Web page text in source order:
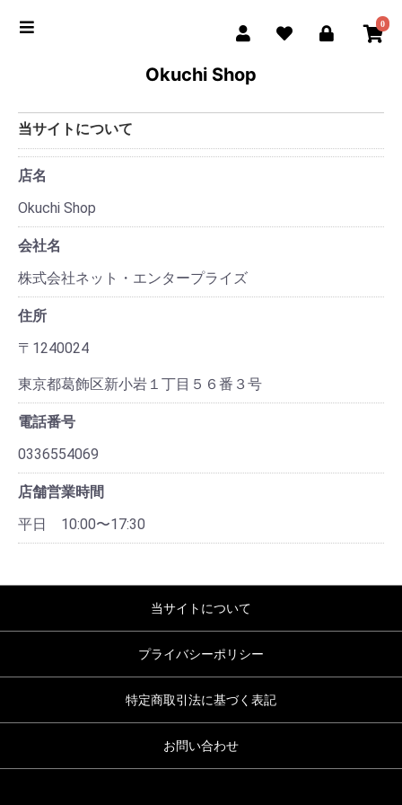
0
Okuchi Shop
当サイトについて
店名
Okuchi Shop
会社名
株式会社ネット・エンタープライズ
住所
〒1240024
東京都葛飾区新小岩１丁目５６番３号
電話番号
0336554069
店舗営業時間
平日 10:00〜17:30
当サイトについて
プライバシーポリシー
特定商取引法に基づく表記
お問い合わせ